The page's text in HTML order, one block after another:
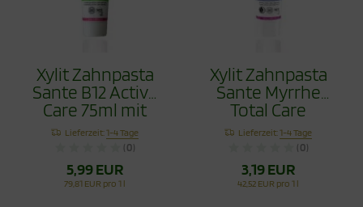
Xylit Zahnpasta
Sante B12 Active
Care 75ml mit
Flourid
Lieferzeit:1-4 Tage
(0)
5,99 EUR
79,81 EUR pro 1 l
Xylit Zahnpasta
Sante Myrrhe
Total Care
Fluoridfrei 75ml
Lieferzeit:1-4 Tage
(0)
3,19 EUR
42,52 EUR pro 1 l